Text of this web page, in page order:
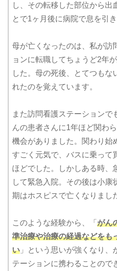
し、その転移した部位から出
とで1ヶ月後に病院で息を引き
母が亡くなったのは、私が訪
ョンに転職してちょうど2年
した。母の死後、とてつもな
れたのを覚えています。
また訪問看護ステーションで
んの患者さんに1年ほど関わ
機会がありました。関わり始
すごく元気で、バスに乗って
ほどでした。しかしある時、
して緊急入院。その後は小康
期はホスピスで亡くなりまし
このような経験から、「 がん
準治療や治療の経過などをも
い 」という思いが強くなり、
テーションに携わることので